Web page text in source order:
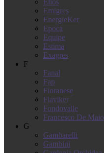
Elios
Emigres
EnergieKer
Epoca
Equipe
Estima
Exagres
F
Fanal
Fap
Fioranese
Flaviker
Fondovalle
Francesco De Maio
G
Gambarelli
Gambini